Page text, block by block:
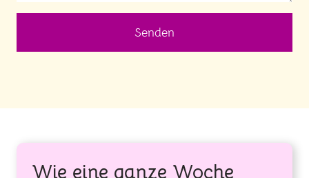
Senden
Wie eine ganze Woche